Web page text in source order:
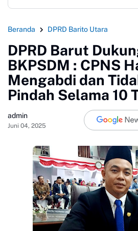
Beranda DPRD Barito Utara
DPRD Barut
BKPSDM : CPNS
Mengabdi dan
Pindah Selama 10
admin
Juni 04, 2025